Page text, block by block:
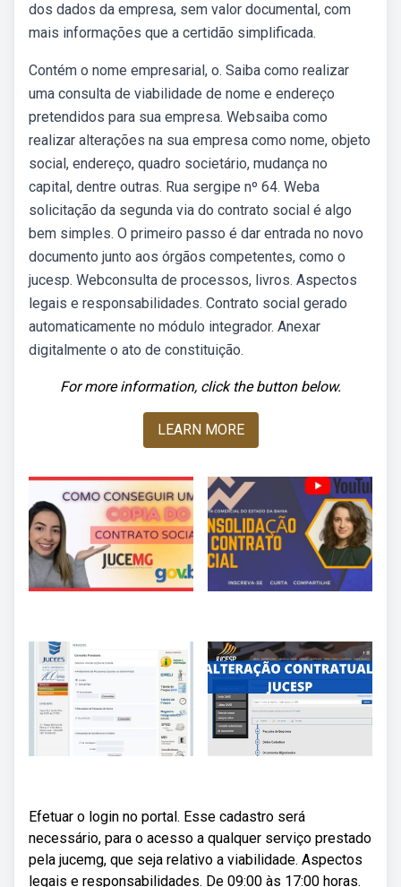
dos dados da empresa, sem valor documental, com
mais informações que a certidão simplificada.
Contém o nome empresarial, o. Saiba como realizar
uma consulta de viabilidade de nome e endereço
pretendidos para sua empresa. Websaiba como
realizar alterações na sua empresa como nome, objeto
social, endereço, quadro societário, mudança no
capital, dentre outras. Rua sergipe nº 64. Weba
solicitação da segunda via do contrato social é algo
bem simples. O primeiro passo é dar entrada no novo
documento junto aos órgãos competentes, como o
jucesp. Webconsulta de processos, livros. Aspectos
legais e responsabilidades. Contrato social gerado
automaticamente no módulo integrador. Anexar
digitalmente o ato de constituição.
For more information, click the button below.
LEARN MORE
Efetuar o login no portal. Esse cadastro será
necessário, para o acesso a qualquer serviço prestado
pela jucemg, que seja relativo a viabilidade. Aspectos
legais e responsabilidades. De 09:00 às 17:00 horas.